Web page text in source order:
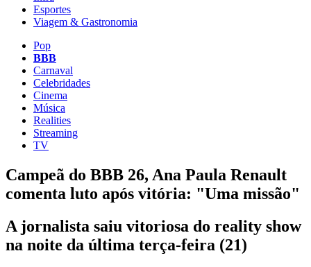
Esportes
Viagem & Gastronomia
Pop
BBB
Carnaval
Celebridades
Cinema
Música
Realities
Streaming
TV
Campeã do BBB 26, Ana Paula Renault
comenta luto após vitória: "Uma missão"
A jornalista saiu vitoriosa do reality show
na noite da última terça-feira (21)